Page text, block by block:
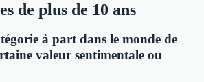
de plus de 10 ans
à part dans le monde de
valeur sentimentale ou